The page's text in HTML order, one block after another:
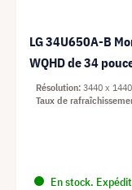
LG 34U650A-B
WQHD de 34
En stock.
Résolution 3440 x
Taux de